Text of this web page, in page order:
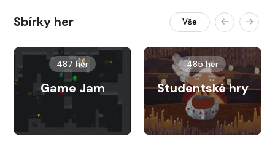
Sbírky her Vše
487 her
Game Jam
485 her
Studentské hry